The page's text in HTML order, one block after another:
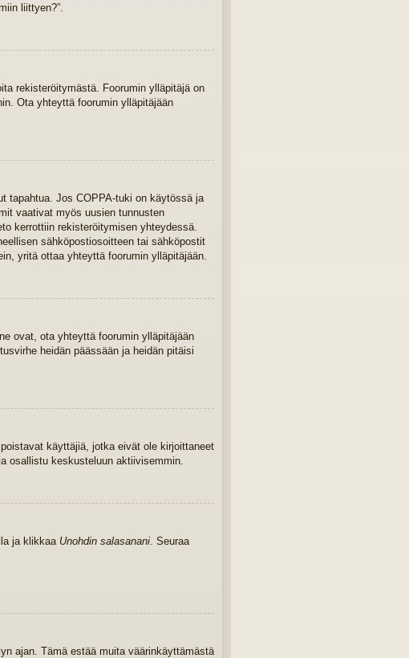
liittyen?”.
rekisteröitymästä. Foorumin ylläpitäjä on
Ota yhteyttä foorumin ylläpitäjään
tapahtua. Jos COPPA-tuki on käytössä ja
vaativat myös uusien tunnusten
kerrottiin rekisteröitymisen yhteydessä.
sähköpostiosoitteen tai sähköpostit
yritä ottaa yhteyttä foorumin ylläpitäjään.
ovat, ota yhteyttä foorumin ylläpitäjään
heidän päässään ja heidän pitäisi
käyttäjiä, jotka eivät ole kirjoittaneet
osallistu keskusteluun aktiivisemmin.
ja klikkaa Unohdin salasanani. Seuraa
ajan. Tämä estää muita väärinkäyttämästä